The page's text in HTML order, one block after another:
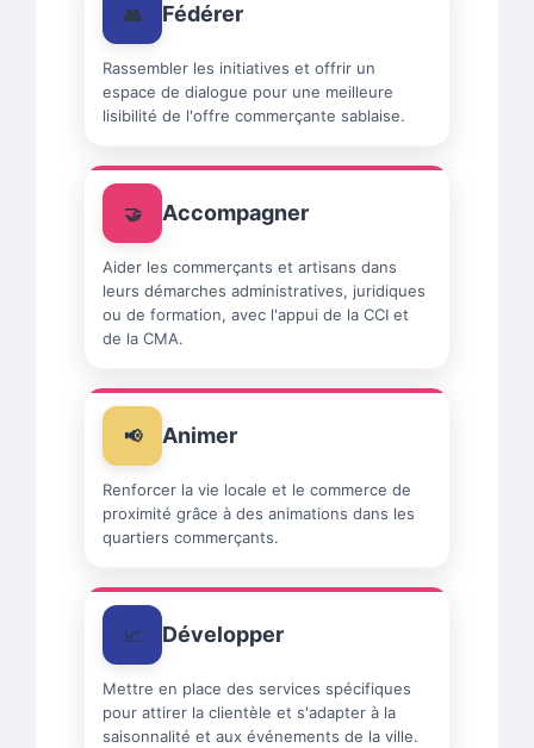
Fédérer
Rassembler les initiatives et offrir un
espace de dialogue pour une meilleure
lisibilité de l'offre commerçante sablaise.
Accompagner
Aider les commerçants et artisans dans
leurs démarches administratives, juridiques
ou de formation, avec l'appui de la CCI et
de la CMA.
Animer
Renforcer la vie locale et le commerce de
proximité grâce à des animations dans les
quartiers commerçants.
Développer
Mettre en place des services spécifiques
pour attirer la clientèle et s'adapter à la
saisonnalité et aux événements de la ville.